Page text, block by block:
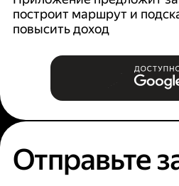
построит маршрут и
повысить доход
Отправьте